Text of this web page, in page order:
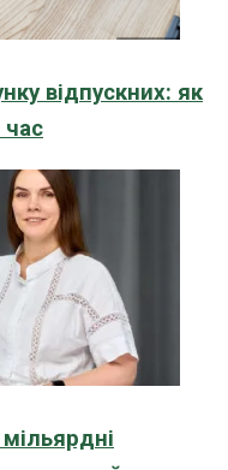
відпускних: як